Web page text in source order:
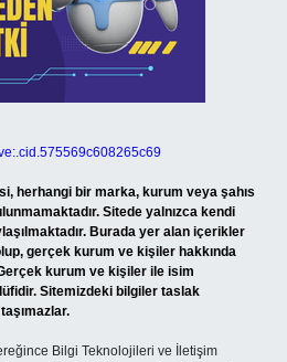
herhangi bir marka, kurum veya şahıs
Sitede yalnızca kendi
Burada yer alan içerikler
gerçek kurum ve kişiler hakkında
kurum ve kişiler ile isim
Sitemizdeki bilgiler taslak
Bilgi Teknolojileri ve İletişim